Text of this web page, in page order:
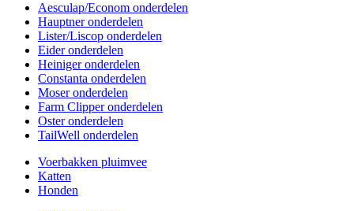
Aesculap/Econom onderdelen
Hauptner onderdelen
Lister/Liscop onderdelen
Eider onderdelen
Heiniger onderdelen
Constanta onderdelen
Moser onderdelen
Farm Clipper onderdelen
Oster onderdelen
TailWell onderdelen
Voerbakken pluimvee
Katten
Honden